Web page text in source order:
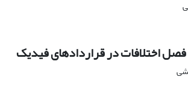
اختلافات در قراردادهای فیدیک